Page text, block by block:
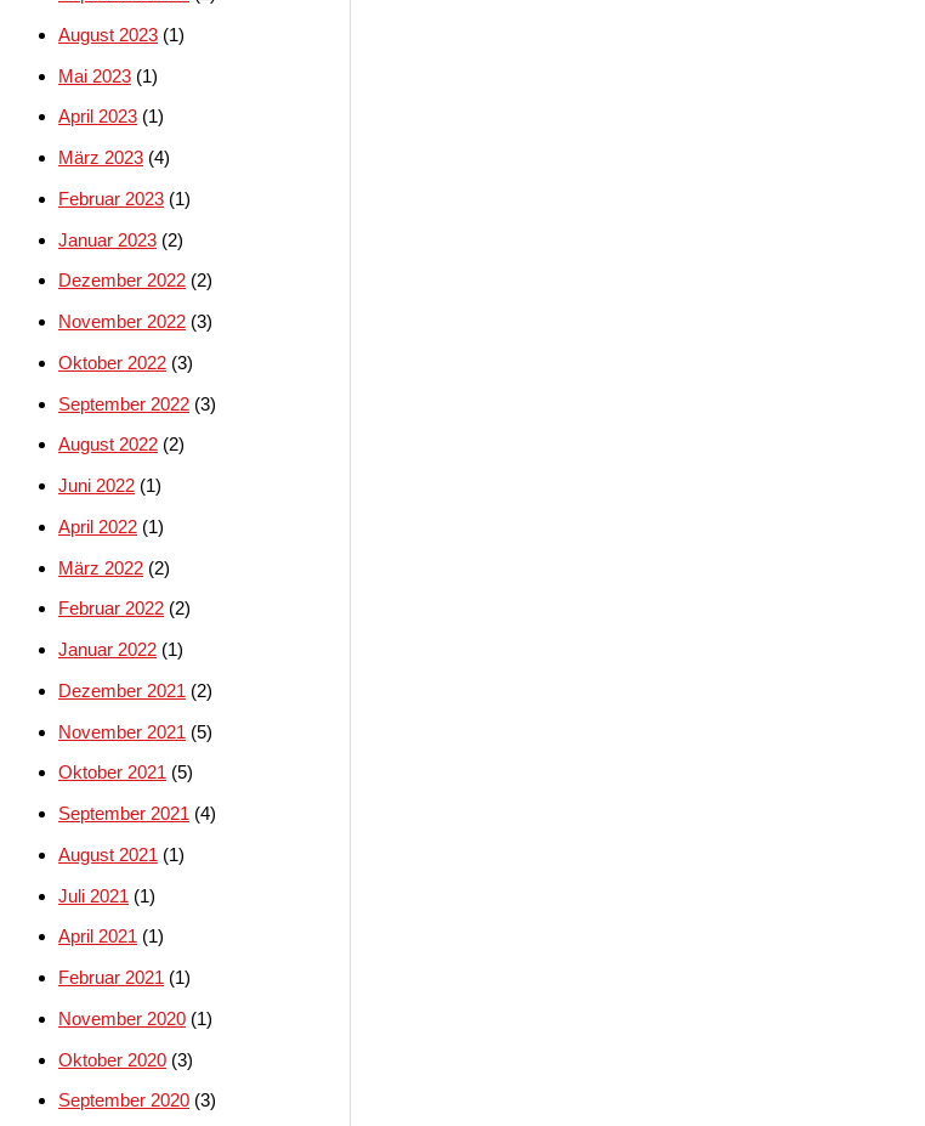
August 2023 (1)
Mai 2023 (1)
April 2023 (1)
März 2023 (4)
Februar 2023 (1)
Januar 2023 (2)
Dezember 2022 (2)
November 2022 (3)
Oktober 2022 (3)
September 2022 (3)
August 2022 (2)
Juni 2022 (1)
April 2022 (1)
März 2022 (2)
Februar 2022 (2)
Januar 2022 (1)
Dezember 2021 (2)
November 2021 (5)
Oktober 2021 (5)
September 2021 (4)
August 2021 (1)
Juli 2021 (1)
April 2021 (1)
Februar 2021 (1)
November 2020 (1)
Oktober 2020 (3)
September 2020 (3)